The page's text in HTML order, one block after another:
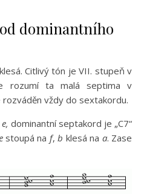
dominantního
Citlivý tón je VII. stupeň v
rozumí ta malá septima v
vždy do sextakordu.
e, dominantní septakord je „C7“
stoupá na f,b klesá na a. Zase